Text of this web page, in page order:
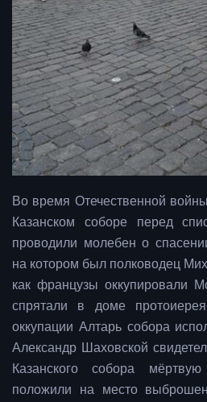
Во время Отечественной
Казанском соборе перед
проводили молебен о
на котором был полководец
как французы оккупировали
спрятали в доме
оккупации Алтарь собора
Александр Шаховской
Казанского собора
положили на место